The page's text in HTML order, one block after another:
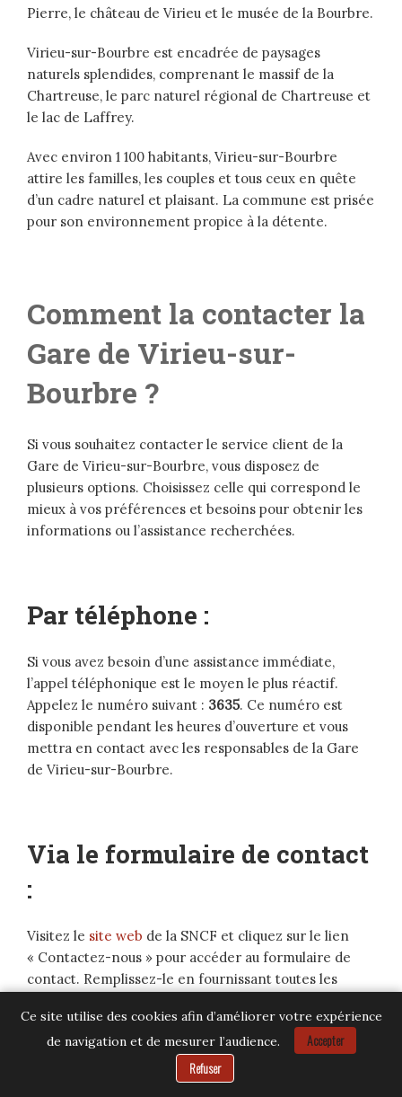
Pierre, le château de Virieu et le musée de la Bourbre.
Virieu-sur-Bourbre est encadrée de paysages
naturels splendides, comprenant le massif de la
Chartreuse, le parc naturel régional de Chartreuse et
le lac de Laffrey.
Avec environ 1 100 habitants, Virieu-sur-Bourbre
attire les familles, les couples et tous ceux en quête
d’un cadre naturel et plaisant. La commune est prisée
pour son environnement propice à la détente.
Comment la contacter la
Gare de Virieu-sur-
Bourbre ?
Si vous souhaitez contacter le service client de la
Gare de Virieu-sur-Bourbre, vous disposez de
plusieurs options. Choisissez celle qui correspond le
mieux à vos préférences et besoins pour obtenir les
informations ou l’assistance recherchées.
Par téléphone :
Si vous avez besoin d’une assistance immédiate,
l’appel téléphonique est le moyen le plus réactif.
Appelez le numéro suivant : 3635. Ce numéro est
disponible pendant les heures d’ouverture et vous
mettra en contact avec les responsables de la Gare
de Virieu-sur-Bourbre.
Via le formulaire de contact
:
Visitez le site web de la SNCF et cliquez sur le lien
« Contactez-nous » pour accéder au formulaire de
contact. Remplissez-le en fournissant toutes les
prénom, adresse e-mail et message. Cliquez sur le
bouton « Envoyer » pour soumettre votre demande
Ce site utilise des cookies afin d’améliorer votre expérience
de navigation et de mesurer l’audience.
Accepter
Refuser